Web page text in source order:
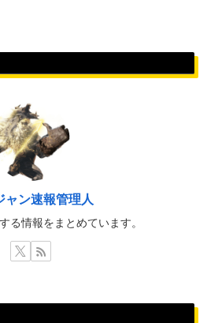
ャン速報管理人
る情報をまとめています。